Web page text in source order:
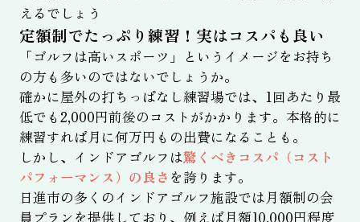
えるでしょう
定額制でたっぷり練習！実はコスパも良い
「ゴルフは高いスポーツ」というイメージをお持ち
の方も多いのではないでしょうか。
確かに屋外の打ちっぱなし練習場では、1回あたり最
低でも2,000円前後のコストがかかります。本格的に
練習すれば月に何万円もの出費になることも。
しかし、インドアゴルフは驚くべきコスパ（コスト
パフォーマンス）の良さ を誇ります。
日進市の多くのインドアゴルフ施設では月額制の会
員プランを提供しており、例えば月額10,000円程度